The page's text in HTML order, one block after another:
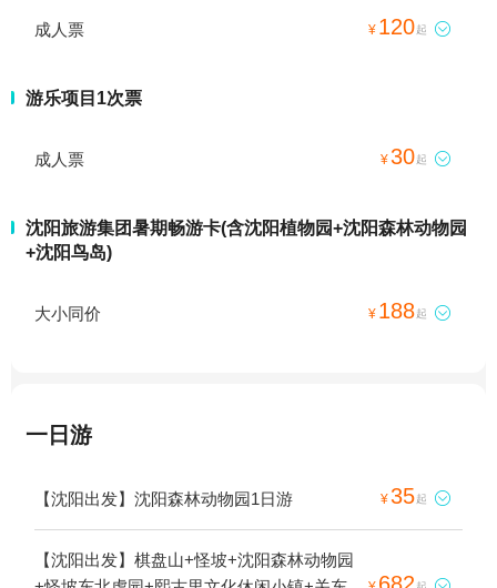
成人票 ¥ 120起 
游乐项目1次票
成人票 ¥30起 
沈阳旅游集团暑期畅游卡(含沈阳植物园+沈阳森林动物园
+沈阳鸟岛)
大小同价 ¥ 188起 
一日游
【沈阳出发】沈阳森林动物园1日游 ¥35起 
【沈阳出发】棋盘山+怪坡+沈阳森林动物园